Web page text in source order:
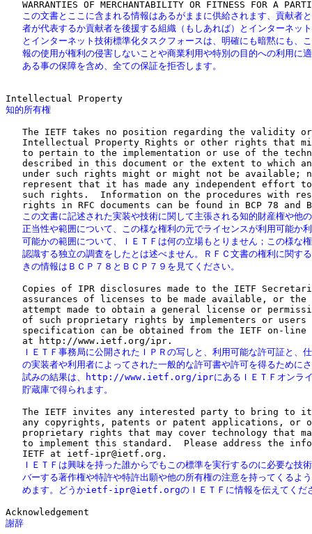
この文書とここに含まれる情報はあるがままに供給されます、貢献者
者が代表するか貢献者を後援する組織（もしあれば）とインターネッ
とインターネット技術標準化タスクフォースは、明確にも暗黙にも、
報の使用が権利の侵害しないことや商業利用や特別の目的への利用に
   ある事の保障を含め、全ての保証を拒否します。
知的所有権
The IETF takes no position regarding the validity
Intellectual Property Rights or other rights that
to pertain to the implementation or use of the
described in this document or the extent to which
under such rights might or might not be available;
represent that it has made any independent effort
such rights.  Information on the procedures with
この文書に記述された実装や技術に関して主張される知的財産権や他
正当性や範囲について、この様な権利の元でライセンスが利用可能か
可能かの範囲について、ＩＥＴＦは何の立場もとりません；この様な
認識する独立の調査をしたとは述べません。ＲＦＣ文書の権利に関す
   きの情報はＢＣＰ７８とＢＣＰ７９を見てください。
Copies of IPR disclosures made to the IETF
assurances of licenses to be made available, or the
attempt made to obtain a general license or
of such proprietary rights by implementers or users
specification can be obtained from the IETF on-line
ＩＥＴＦ事務局に公開されたＩＰＲの写しと、利用可能な許可証と、
の実装者や利用者によってされた一般的な許可書や許可を得るために
試みの結果は、http://www.ietf.org/iprにあるＩＥＴＦオンラ
   貯蔵庫で得られます。
The IETF invites any interested party to bring to
any copyrights, patents or patent applications, or
proprietary rights that may cover technology that
to implement this standard.  Please address the
ＩＥＴＦは興味を持った誰からでもこの標準を実行するのに必要な技
バーする著作権や特許や特許出願や他の所有権の注意を持ってくるよ
めます。どうかietf-ipr@ietf.orgのＩＥＴＦに情報を伝えてくだ
謝辞